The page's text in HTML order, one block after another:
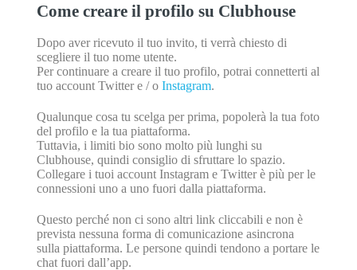
Come creare il profilo su Clubhouse
Dopo aver ricevuto il tuo invito, ti verrà chiesto di
scegliere il tuo nome utente.
Per continuare a creare il tuo profilo, potrai connetterti al
tuo account Twitter e / oInstagram.
Qualunque cosa tu scelga per prima, popolerà la tua foto
del profilo e la tua piattaforma.
Tuttavia, i limiti bio sono molto più lunghi su
Clubhouse, quindi consiglio di sfruttare lo spazio.
Collegare i tuoi account Instagram e Twitter è più per le
connessioni uno a uno fuori dalla piattaforma.
Questo perché non ci sono altri link cliccabili e non è
prevista nessuna forma di comunicazione asincrona
sulla piattaforma. Le persone quindi tendono a portare le
chat fuori dall’app.